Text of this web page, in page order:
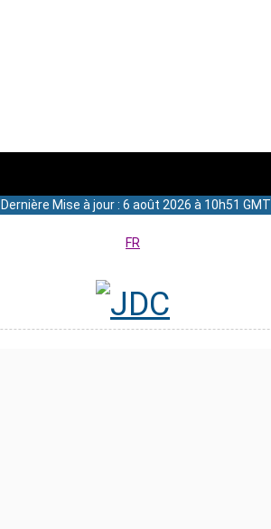
Dernière Mise à jour : 6 août 2026 à 10h51 GMT
FR